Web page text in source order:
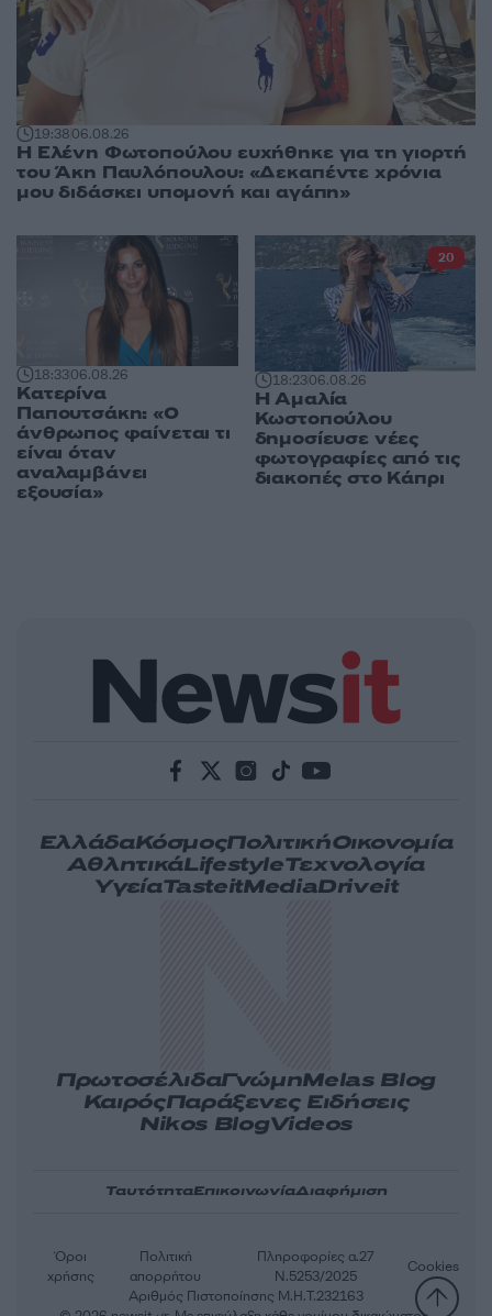
19:3806.08.26
Η Ελένη Φωτοπούλου ευχήθηκε για τη γιορτή
του Άκη Παυλόπουλου: «Δεκαπέντε χρόνια
μου διδάσκει υπομονή και αγάπη»
18:3306.08.26
Κατερίνα
Παπουτσάκη: «Ο
άνθρωπος φαίνεται τι
είναι όταν
αναλαμβάνει
εξουσία»
18:2306.08.26
Η Αμαλία
Κωστοπούλου
δημοσίευσε νέες
φωτογραφίες από τις
διακοπές στο Κάπρι
20
ΕλλάδαΚόσμοςΠολιτικήΟικονομία
ΑθλητικάLifestyleΤεχνολογία
ΥγείαTasteitMediaDriveit
ΠρωτοσέλιδαΓνώμηMelas Blog
ΚαιρόςΠαράξενες Ειδήσεις
Nikos BlogVideos
ΤαυτότηταΕπικοινωνίαΔιαφήμιση
Αριθμός Πιστοποίησης Μ.Η.Τ.232163
Όροι
χρήσης
Πολιτική
απορρήτου
Πληροφορίες α.27
Ν.5253/2025
Cookies